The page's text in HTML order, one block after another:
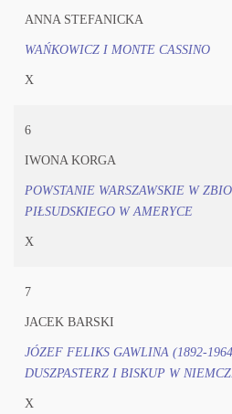
ANNA STEFANICKA
WAŃKOWICZ I MONTE CASSINO
X
6
IWONA KORGA
POWSTANIE WARSZAWSKIE W
PIŁSUDSKIEGO W AMERYCE
X
7
JACEK BARSKI
JÓZEF FELIKS GAWLINA (1892-
DUSZPASTERZ I BISKUP W
X